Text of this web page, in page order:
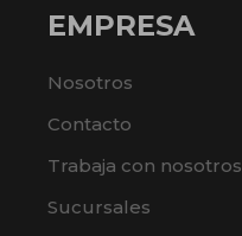
EMPRESA
Nosotros
Contacto
Trabaja con nosotros
Sucursales